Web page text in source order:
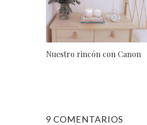
Nuestro rincón con Canon
9 COMENTARIOS